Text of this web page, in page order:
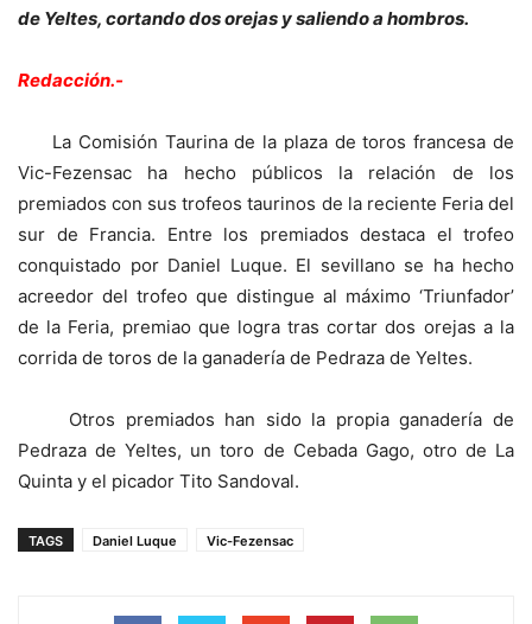
de Yeltes, cortando dos orejas y saliendo a hombros.
Redacción.-
La Comisión Taurina de la plaza de toros francesa de
Vic-Fezensac ha hecho públicos la relación de los
premiados con sus trofeos taurinos de la reciente Feria del
sur de Francia. Entre los premiados destaca el trofeo
conquistado por Daniel Luque. El sevillano se ha hecho
acreedor del trofeo que distingue al máximo ‘Triunfador’
de la Feria, premiao que logra tras cortar dos orejas a la
corrida de toros de la ganadería de Pedraza de Yeltes.
Otros premiados han sido la propia ganadería de
Pedraza de Yeltes, un toro de Cebada Gago, otro de La
Quinta y el picador Tito Sandoval.
TAGS Daniel Luque Vic-Fezensac